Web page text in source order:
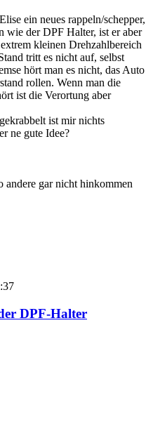
ein neues rappeln/schepper,
wie der DPF Halter, ist er aber
kleinen Drehzahlbereich
tritt es nicht auf, selbst
hört man es nicht, das Auto
rollen. Wenn man die
ist die Verortung aber
ist mir nichts
ne gute Idee?
andere gar nicht hinkommen
DPF-Halter